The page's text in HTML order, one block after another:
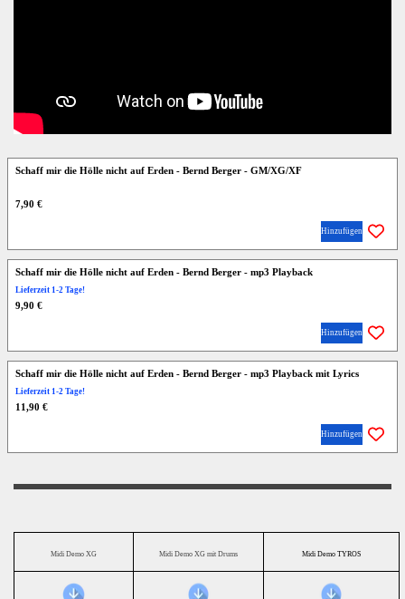
Schaff mir die Hölle nicht auf Erden - Bernd Berger - GM/XG/XF
7,90 €
Hinzufügen
Schaff mir die Hölle nicht auf Erden - Bernd Berger - mp3 Playback
Lieferzeit 1-2 Tage!
9,90 €
Hinzufügen
Schaff mir die Hölle nicht auf Erden - Bernd Berger - mp3 Playback mit Lyrics
Lieferzeit 1-2 Tage!
11,90 €
Hinzufügen
Midi Demo XG Midi Demo XG mit Drums Midi Demo TYROS